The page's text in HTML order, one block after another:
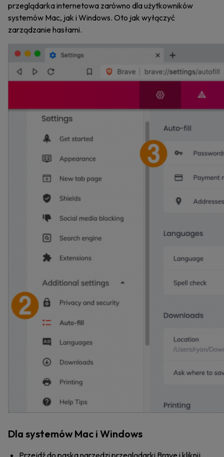
przeglądarka internetowa zarówno dla użytkowników
systemów Mac, jak i Windows. Oto jak wyłączyć
zarządzanie hasłami.
Dla systemów Mac i Windows
Przejdź do paska narzędzi przeglądarki Brave i kliknij